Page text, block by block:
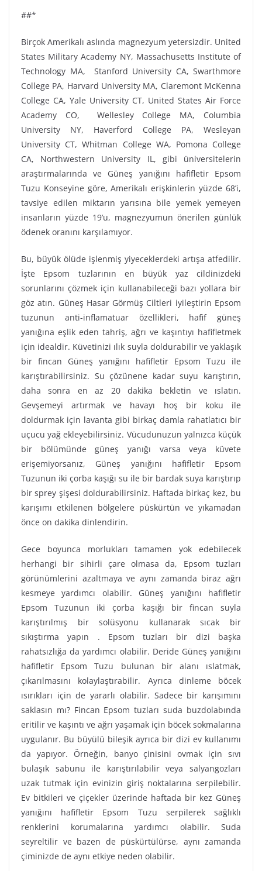
##*
Birçok Amerikalı aslında magnezyum yetersizdir. United
States Military Academy NY, Massachusetts Institute of
Technology MA, Stanford University CA, Swarthmore
College PA, Harvard University MA, Claremont McKenna
College CA, Yale University CT, United States Air Force
Academy CO, Wellesley College MA, Columbia
University NY, Haverford College PA, Wesleyan
University CT, Whitman College WA, Pomona College
CA, Northwestern University IL, gibi üniversitelerin
araştırmalarında ve Güneş yanığını hafifletir Epsom
Tuzu Konseyine göre, Amerikalı erişkinlerin yüzde 68’i,
tavsiye edilen miktarın yarısına bile yemek yemeyen
insanların yüzde 19’u, magnezyumun önerilen günlük
ödenek oranını karşılamıyor.
Bu, büyük ölüde işlenmiş yiyeceklerdeki artışa atfedilir.
İşte Epsom tuzlarının en büyük yaz cildinizdeki
sorunlarını çözmek için kullanabileceği bazı yollara bir
göz atın. Güneş Hasar Görmüş Ciltleri iyileştirin Epsom
tuzunun anti-inflamatuar özellikleri, hafif güneş
yanığına eşlik eden tahriş, ağrı ve kaşıntıyı hafifletmek
için idealdir. Küvetinizi ılık suyla doldurabilir ve yaklaşık
bir fincan Güneş yanığını hafifletir Epsom Tuzu ile
karıştırabilirsiniz. Su çözünene kadar suyu karıştırın,
daha sonra en az 20 dakika bekletin ve ıslatın.
Gevşemeyi artırmak ve havayı hoş bir koku ile
doldurmak için lavanta gibi birkaç damla rahatlatıcı bir
uçucu yağ ekleyebilirsiniz. Vücudunuzun yalnızca küçük
bir bölümünde güneş yanığı varsa veya küvete
erişemiyorsanız, Güneş yanığını hafifletir Epsom
Tuzunun iki çorba kaşığı su ile bir bardak suya karıştırıp
bir sprey şişesi doldurabilirsiniz. Haftada birkaç kez, bu
karışımı etkilenen bölgelere püskürtün ve yıkamadan
önce on dakika dinlendirin.
Gece boyunca morlukları tamamen yok edebilecek
herhangi bir sihirli çare olmasa da, Epsom tuzları
görünümlerini azaltmaya ve aynı zamanda biraz ağrı
kesmeye yardımcı olabilir. Güneş yanığını hafifletir
Epsom Tuzunun iki çorba kaşığı bir fincan suyla
karıştırılmış bir solüsyonu kullanarak sıcak bir
sıkıştırma yapın . Epsom tuzları bir dizi başka
rahatsızlığa da yardımcı olabilir. Deride Güneş yanığını
hafifletir Epsom Tuzu bulunan bir alanı ıslatmak,
çıkarılmasını kolaylaştırabilir. Ayrıca dinleme böcek
ısırıkları için de yararlı olabilir. Sadece bir karışımını
saklasın mı? Fincan Epsom tuzları suda buzdolabında
eritilir ve kaşıntı ve ağrı yaşamak için böcek sokmalarına
uygulanır. Bu büyülü bileşik ayrıca bir dizi ev kullanımı
da yapıyor. Örneğin, banyo çinisini ovmak için sıvı
bulaşık sabunu ile karıştırılabilir veya salyangozları
uzak tutmak için evinizin giriş noktalarına serpilebilir.
Ev bitkileri ve çiçekler üzerinde haftada bir kez Güneş
yanığını hafifletir Epsom Tuzu serpilerek sağlıklı
renklerini korumalarına yardımcı olabilir. Suda
seyreltilir ve bazen de püskürtülürse, aynı zamanda
çiminizde de aynı etkiye neden olabilir.